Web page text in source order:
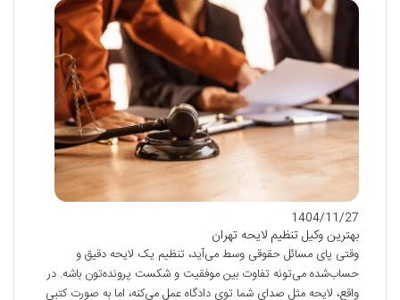
1404/11/27
بهترین وکیل تنظیم لایحه تهران
وقتی پای مسائل حقوقی وسط می‌آید، تنظیم یک لایحه دقیق و
حساب‌شده می‌تونه تفاوت بین موفقیت و شکست پرونده‌تون باشه. در
واقع، لایحه مثل صدای شما توی دادگاه عمل می‌کنه، اما به صورت کتبی